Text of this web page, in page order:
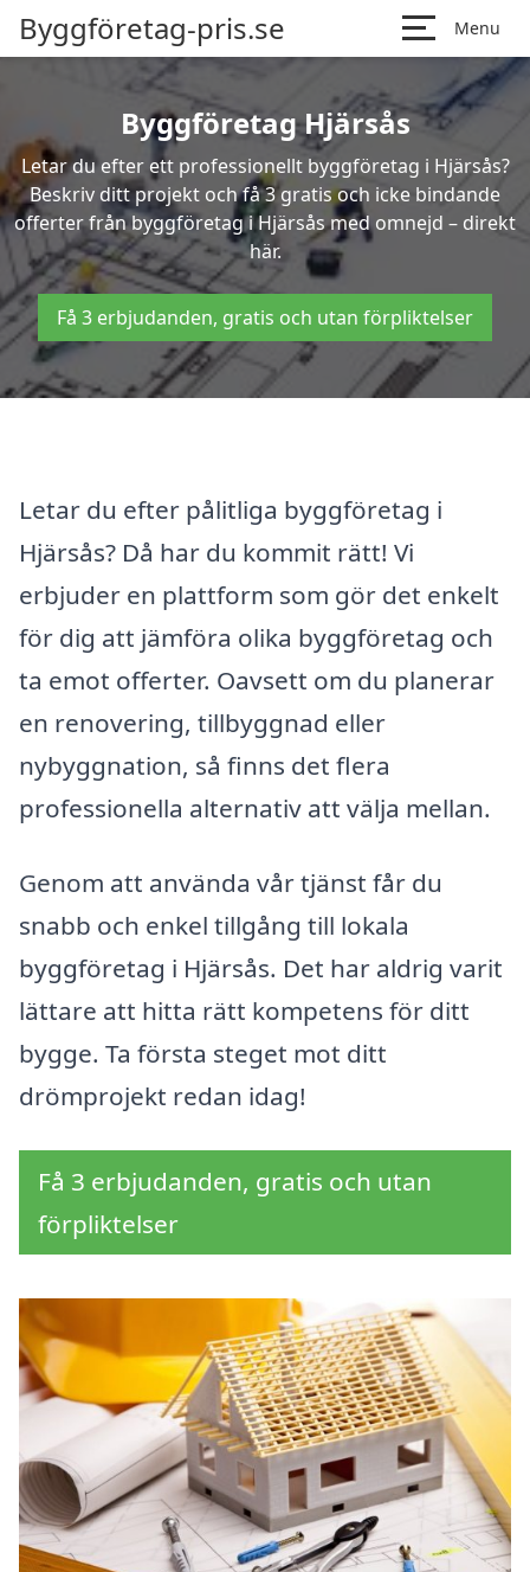
Byggföretag-pris.se Menu
Byggföretag Hjärsås
Letar du efter ett professionellt byggföretag i Hjärsås?
Beskriv ditt projekt och få 3 gratis och icke bindande
offerter från byggföretag i Hjärsås med omnejd – direkt
här.
Få 3 erbjudanden, gratis och utan förpliktelser
Letar du efter pålitliga byggföretag i
Hjärsås? Då har du kommit rätt! Vi
erbjuder en plattform som gör det enkelt
för dig att jämföra olika byggföretag och
ta emot offerter. Oavsett om du planerar
en renovering, tillbyggnad eller
nybyggnation, så finns det flera
professionella alternativ att välja mellan.
Genom att använda vår tjänst får du
snabb och enkel tillgång till lokala
byggföretag i Hjärsås. Det har aldrig varit
lättare att hitta rätt kompetens för ditt
bygge. Ta första steget mot ditt
drömprojekt redan idag!
Få 3 erbjudanden, gratis och utan
förpliktelser